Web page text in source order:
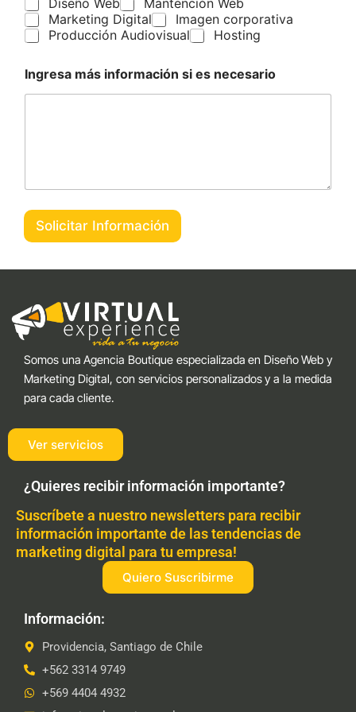
l
*
Diseño Web
Mantención Web
Marketing Digital
Imagen corporativa
Producción Audiovisual
Hosting
Ingresa más información si es necesario
Solicitar Información
Somos una Agencia Boutique especializada en Diseño Web y
Marketing Digital, con servicios personalizados y a la medida
para cada cliente.
Ver servicios
¿Quieres recibir información importante?
Suscríbete a nuestro newsletters para recibir
información importante de las tendencias de
marketing digital para tu empresa!
Quiero Suscribirme
Información:
Providencia, Santiago de Chile
+562 3314 9749
+569 4404 4932